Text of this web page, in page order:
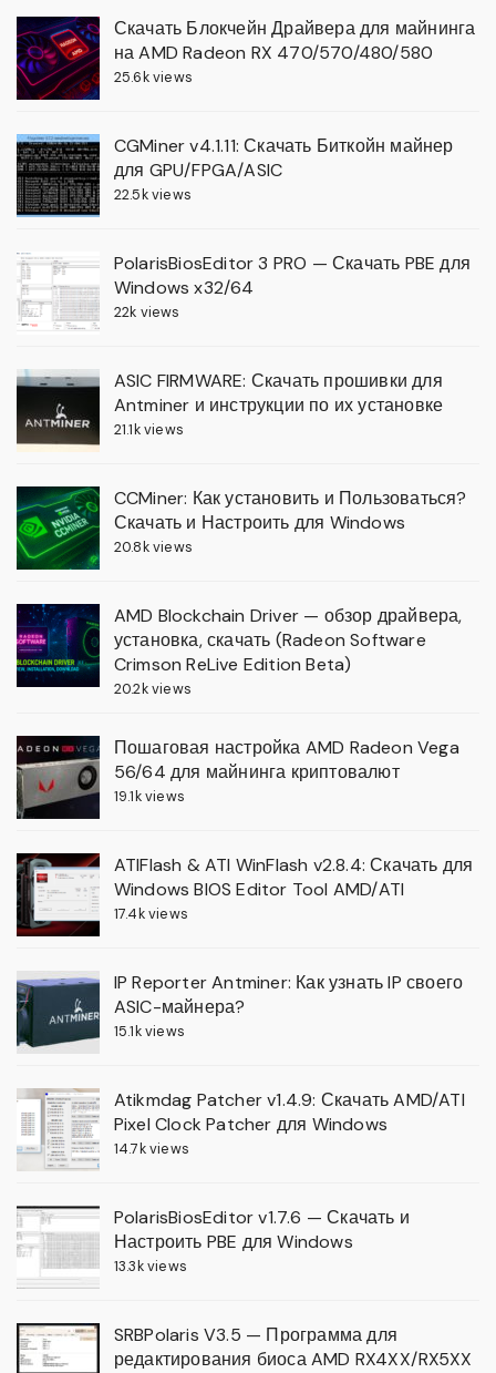
Скачать Блокчейн Драйвера для майнинга
на AMD Radeon RX 470/570/480/580
25.6k views
CGMiner v4.1.11: Скачать Биткойн майнер
для GPU/FPGA/ASIC
22.5k views
PolarisBiosEditor 3 PRO — Скачать PBE для
Windows x32/64
22k views
ASIC FIRMWARE: Скачать прошивки для
Antminer и инструкции по их установке
21.1k views
CCMiner: Как установить и Пользоваться?
Скачать и Настроить для Windows
20.8k views
AMD Blockchain Driver — обзор драйвера,
установка, скачать (Radeon Software
Crimson ReLive Edition Beta)
20.2k views
Пошаговая настройка AMD Radeon Vega
56/64 для майнинга криптовалют
19.1k views
ATIFlash & ATI WinFlash v2.8.4: Скачать для
Windows BIOS Editor Tool AMD/ATI
17.4k views
IP Reporter Antminer: Как узнать IP своего
ASIC-майнера?
15.1k views
Atikmdag Patcher v1.4.9: Скачать AMD/ATI
Pixel Clock Patcher для Windows
14.7k views
PolarisBiosEditor v1.7.6 — Скачать и
Настроить PBE для Windows
13.3k views
SRBPolaris V3.5 — Программа для
редактирования биоса AMD RX4XX/RX5XX